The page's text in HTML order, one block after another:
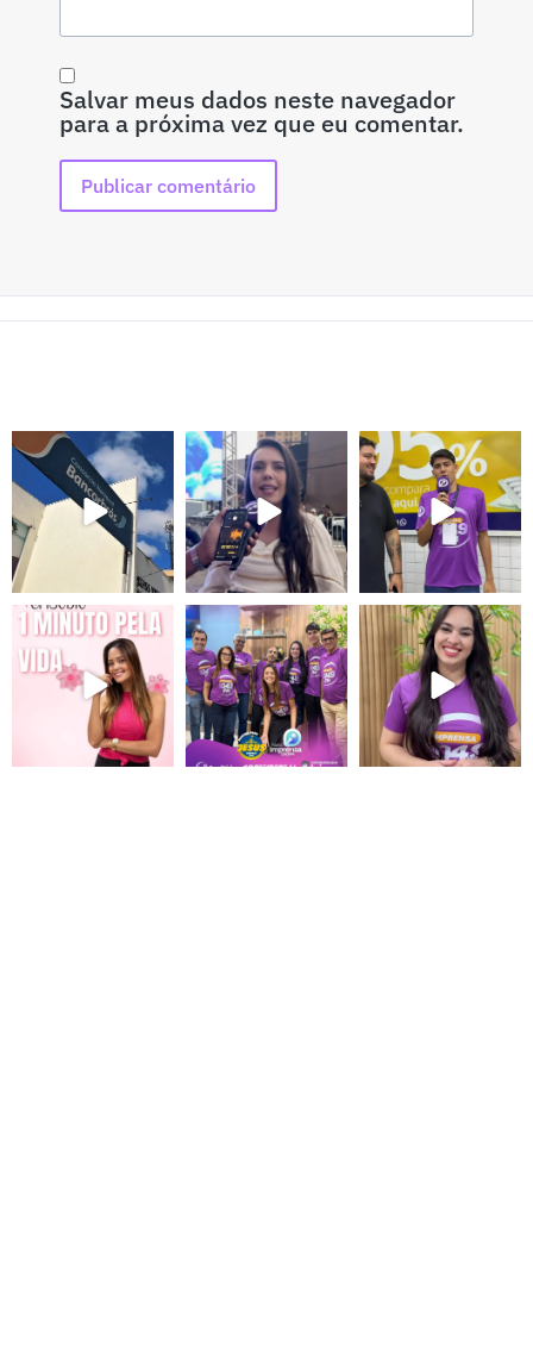
Salvar meus dados neste navegador
para a próxima vez que eu comentar.